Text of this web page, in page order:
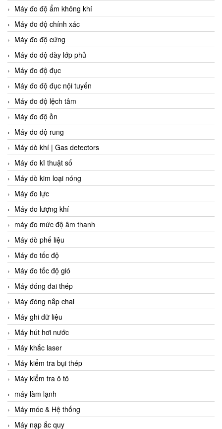
Máy đo độ ẩm không khí
Máy đo độ chính xác
Máy đo độ cứng
Máy đo độ dày lớp phủ
Máy đo độ đục
Máy đo độ đục nội tuyến
Máy đo độ lệch tâm
Máy đo độ ồn
Máy đo độ rung
Máy dò khí | Gas detectors
Máy đo kĩ thuật số
Máy dò kim loại nóng
Máy đo lực
Máy đo lượng khí
máy đo mức độ âm thanh
Máy dò phế liệu
Máy đo tốc độ
Máy đo tốc độ gió
Máy đóng đai thép
Máy đóng nắp chai
Máy ghi dữ liệu
Máy hút hơi nước
Máy khắc laser
Máy kiểm tra bụi thép
Máy kiểm tra ô tô
máy làm lạnh
Máy móc & Hệ thống
Máy nạp ắc quy